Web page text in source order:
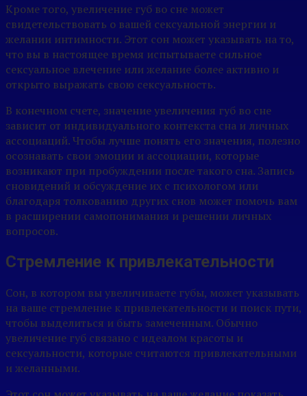
Кроме того, увеличение губ во сне может
свидетельствовать о вашей сексуальной энергии и
желании интимности. Этот сон может указывать на то,
что вы в настоящее время испытываете сильное
сексуальное влечение или желание более активно и
открыто выражать свою сексуальность.
В конечном счете, значение увеличения губ во сне
зависит от индивидуального контекста сна и личных
ассоциаций. Чтобы лучше понять его значения, полезно
осознавать свои эмоции и ассоциации, которые
возникают при пробуждении после такого сна. Запись
сновидений и обсуждение их с психологом или
благодаря толкованию других снов может помочь вам
в расширении самопонимания и решении личных
вопросов.
Стремление к привлекательности
Сон, в котором вы увеличиваете губы, может указывать
на ваше стремление к привлекательности и поиск пути,
чтобы выделиться и быть замеченным. Обычно
увеличение губ связано с идеалом красоты и
сексуальности, которые считаются привлекательными
и желанными.